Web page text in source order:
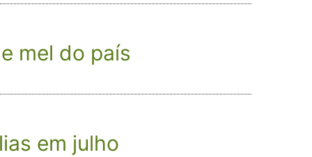
mel do país
em julho